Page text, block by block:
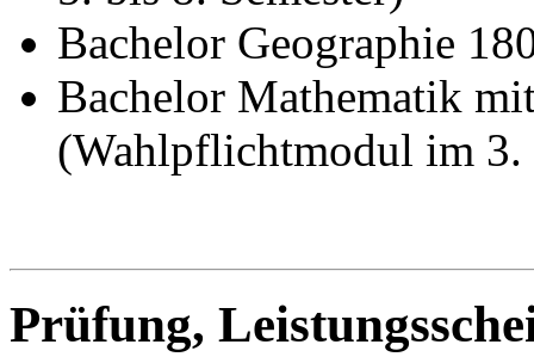
Bachelor Geographie
Bachelor Mathematik
(Wahlpflichtmodul im 3.
Prüfung,